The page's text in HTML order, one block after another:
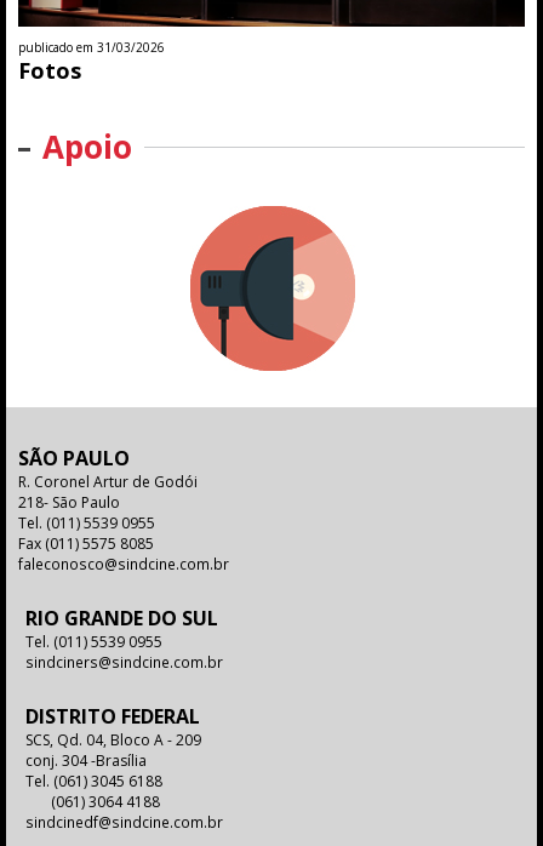
publicado em 31/03/2026
Fotos
Apoio
SÃO PAULO
R. Coronel Artur de Godói
218- São Paulo
Tel. (011) 5539 0955
Fax (011) 5575 8085
faleconosco@sindcine.com.br
RIO GRANDE DO SUL
Tel. (011) 5539 0955
sindciners@sindcine.com.br
DISTRITO FEDERAL
SCS, Qd. 04, Bloco A - 209
conj. 304 -Brasília
Tel. (061) 3045 6188
(061) 3064 4188
sindcinedf@sindcine.com.br